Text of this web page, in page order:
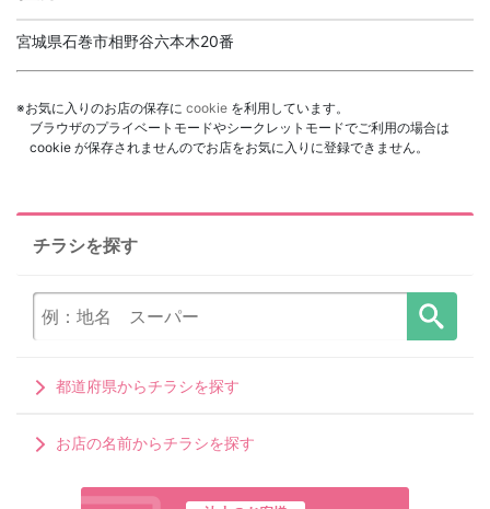
宮城県石巻市相野谷六本木20番
※お気に入りのお店の保存に cookie を利用しています。
ブラウザのプライベートモードやシークレットモードでご利用の場合は
cookie が保存されませんのでお店をお気に入りに登録できません。
チラシを探す
都道府県からチラシを探す
お店の名前からチラシを探す